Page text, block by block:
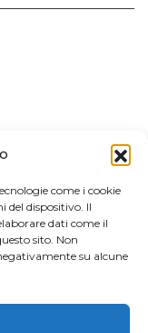
come i cookie
del dispositivo. Il
dati come il
sito. Non
su alcune
-2522352 -RUNTS25837